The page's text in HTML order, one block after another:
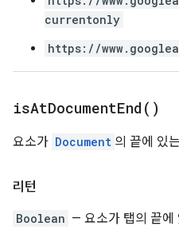
currentonly
https://
isAtDocumentEnd( )
요소가 Document 의 끝에 있
리턴
Boolean — 요소가 탭의 끝에